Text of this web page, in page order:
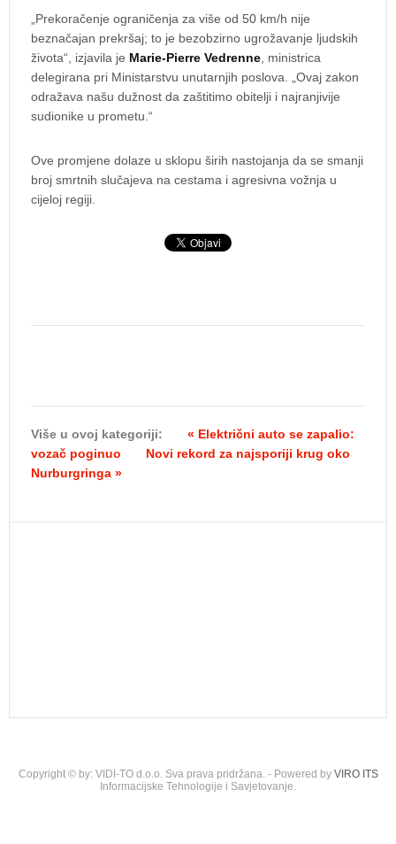
„Prekoračenje ograničenja za više od 50 km/h nije
beznačajan prekršaj; to je bezobzirno ugrožavanje ljudskih
života“, izjavila je Marie-Pierre Vedrenne , ministrica
delegirana pri Ministarstvu unutarnjih poslova. „Ovaj zakon
odražava našu dužnost da zaštitimo obitelji i najranjivije
sudionike u prometu.“
Ove promjene dolaze u sklopu širih nastojanja da se smanji
broj smrtnih slučajeva na cestama i agresivna vožnja u
cijeloj regiji.
Više u ovoj kategoriji:
« Električni auto se zapalio:
vozač poginuo
Novi rekord za najsporiji krug oko
Nurburgringa »
Copyright © by: VIDI-TO d.o.o. Sva prava pridržana. - Powered by VIRO ITS
Informacijske Tehnologije i Savjetovanje.